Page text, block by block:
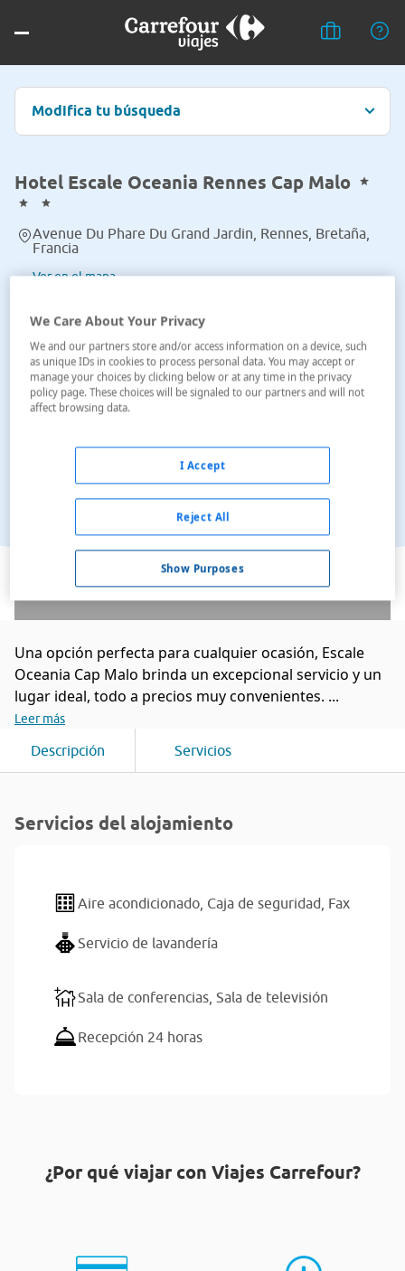
Modifica tu búsqueda
Hotel Escale Oceania Rennes Cap Malo
Avenue Du Phare Du Grand Jardin, Rennes, Bretaña,
Francia
Ver en el mapa
Ver en el mapa
Una opción perfecta para cualquier ocasión, Escale
Oceania Cap Malo brinda un excepcional servicio y un
lugar ideal, todo a precios muy convenientes. ...
Leer más
Descripción Servicios
Servicios del alojamiento
Aire acondicionado, Caja de seguridad, Fax
Servicio de lavandería
Sala de conferencias, Sala de televisión
Recepción 24 horas
¿Por qué viajar con Viajes Carrefour?
We Care About Your Privacy
We and our partners store and/or access information on a device, such
as unique IDs in cookies to process personal data. You may accept or
manage your choices by clicking below or at any time in the privacy
policy page. These choices will be signaled to our partners and will not
affect browsing data.
Show Purposes
Reject All
I Accept